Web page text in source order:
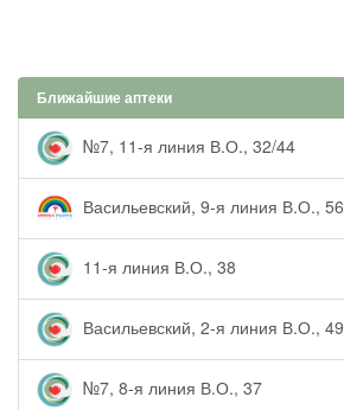
Ближайшие аптеки
№7, 11-я линия В.О., 32/44
Васильевский, 9-я линия В.О., 56
11-я линия В.О., 38
Васильевский, 2-я линия В.О., 49
№7, 8-я линия В.О., 37